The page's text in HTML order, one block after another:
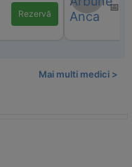
Rezervă
📅
Mai multi medici >